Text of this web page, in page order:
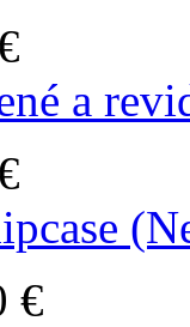
a
€